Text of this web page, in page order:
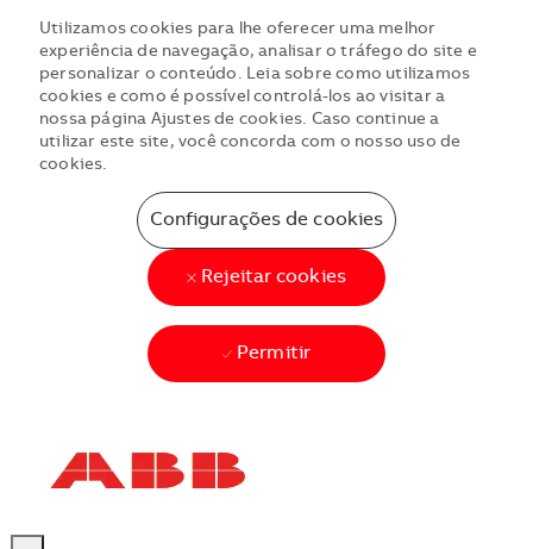
Utilizamos cookies para lhe oferecer uma melhor
experiência de navegação, analisar o tráfego do site e
personalizar o conteúdo. Leia sobre como utilizamos
cookies e como é possível controlá-los ao visitar a
nossa página Ajustes de cookies. Caso continue a
utilizar este site, você concorda com o nosso uso de
cookies.
Configurações de cookies
Rejeitar cookies
Permitir